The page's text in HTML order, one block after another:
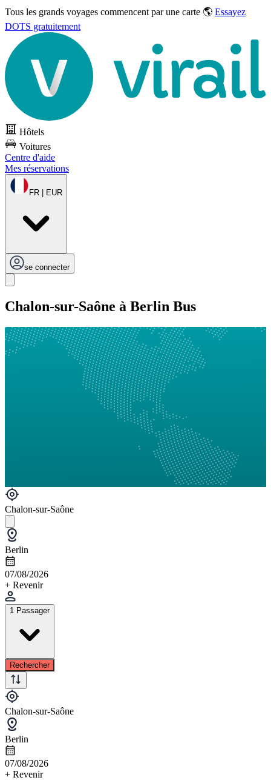
Tous les grands voyages commencent par une carte 🌎 Essayez
DOTS gratuitement
Hôtels
Voitures
Centre d'aide
Mes réservations
FR | EUR
se connecter
Chalon-sur-Saône à Berlin Bus
Chalon-sur-Saône
Berlin
07/08/2026
+ Revenir
1 Passager
Rechercher
Chalon-sur-Saône
Berlin
07/08/2026
+ Revenir